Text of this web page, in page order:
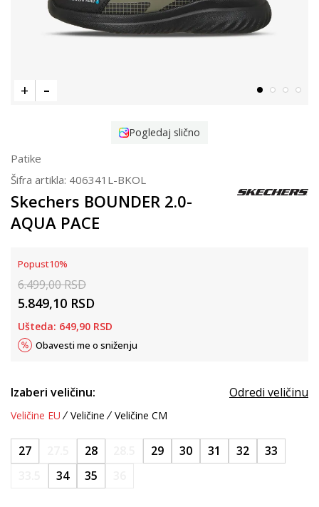
Pogledaj slično
Patike
Šifra artikla: 406341L-BKOL
Skechers BOUNDER 2.0-
AQUA PACE
Popust10%
6.499,00RSD
5.849,10 RSD
Ušteda: 649,90 RSD
Obavesti me o sniženju
Izaberi veličinu: Odredi veličinu
Veličine EU Veličine Veličine CM
27 28 29 30 31 32
33
34 35